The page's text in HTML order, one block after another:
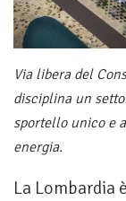
Via libera del
disciplina un
sportello unico e
energia.
La Lombardia